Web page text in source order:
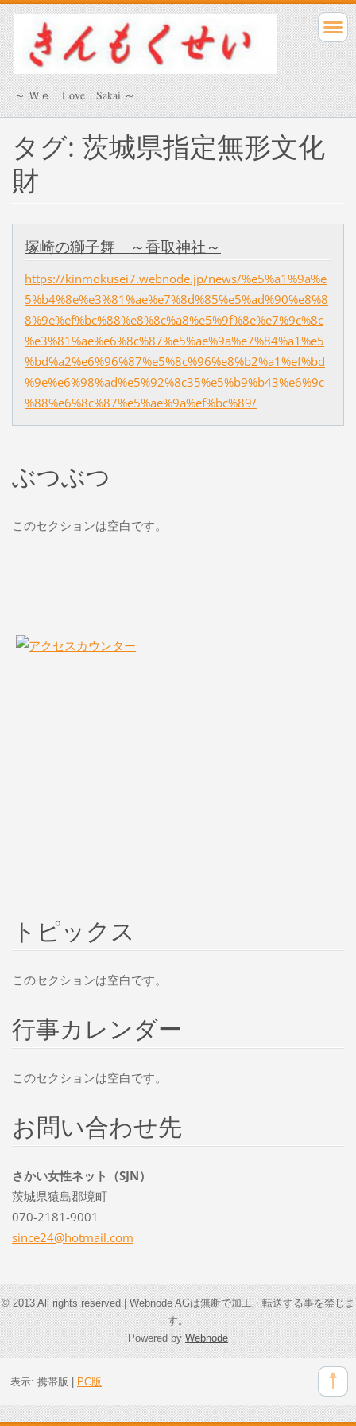
～ Ｗｅ Love Sakai ～
タグ: 茨城県指定無形文化
財
塚崎の獅子舞 ～香取神社～
https://kinmokusei7.webnode.jp/news/%e5%a1%9a%e
5%b4%8e%e3%81%ae%e7%8d%85%e5%ad%90%e8%8
8%9e%ef%bc%88%e8%8c%a8%e5%9f%8e%e7%9c%8c
%e3%81%ae%e6%8c%87%e5%ae%9a%e7%84%a1%e5
%bd%a2%e6%96%87%e5%8c%96%e8%b2%a1%ef%bd
%9e%e6%98%ad%e5%92%8c35%e5%b9%b43%e6%9c
%88%e6%8c%87%e5%ae%9a%ef%bc%89/
ぶつぶつ
このセクションは空白です。
トピックス
このセクションは空白です。
行事カレンダー
このセクションは空白です。
お問い合わせ先
さかい女性ネット（SJN）
茨城県猿島郡境町
070-2181-9001
since24@hotmail.com
© 2013 All rights reserved.| Webnode AGは無断で加工・転送する事を禁じま
す。
Powered byWebnode
表示: 携帯版 PC版